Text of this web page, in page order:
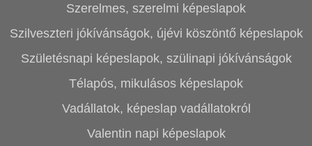
Szerelmes, szerelmi képeslapok
Szilveszteri jókívánságok, újévi köszöntő képeslapok
Születésnapi képeslapok, szülinapi jókívánságok
Télapós, mikulásos képeslapok
Vadállatok, képeslap vadállatokról
Valentin napi képeslapok